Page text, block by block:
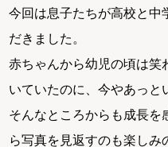
今回は息子たちが高校と中
だきました。
赤ちゃんから幼児の頃は笑
いていたのに、今やあっと
そんなところからも成長を
ら写真を見返すのも楽し